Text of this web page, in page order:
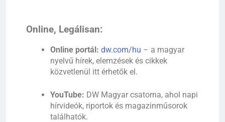
Online, Legálisan:
Online portál: dw.com/hu – a magyar
nyelvű hírek, elemzések és cikkek
közvetlenül itt érhetők el.
YouTube: DW Magyar csatorna, ahol napi
hírvideók, riportok és magazinműsorok
találhatók.